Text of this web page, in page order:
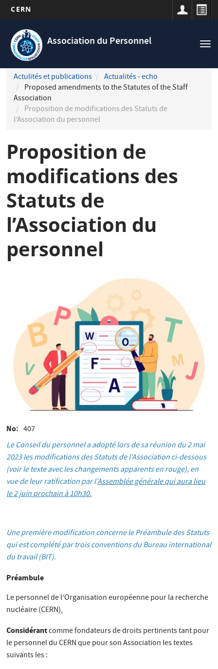
contenu
principal
CERN
Association du Personnel
Navigation
principale
Actulités et publications
Actualités - echo
Proposed amendments to the Statutes of the Staff
Association
Proposition de modifications des Statuts de
l’Association du personnel
Proposition de
modifications des
Statuts de
l’Association du
personnel
No
407
Le Conseil du personnel a adopté lors de sa réunion du 2 mai
2023 les modifications des Statuts de l’Association ci-dessous
(voir le texte avec les changements apparents en rouge), en
vue de leur ratification par l’Assemblée générale qui aura lieu
le 2 juin prochain à 10h30.
Une première modification concerne le Préambule des Statuts
qui est complété par trois conventions du Bureau international
du travail (BIT).
Préambule
Le personnel de l’Organisation européenne pour la recherche
nucléaire (CERN),
Considérantcomme fondateurs de droits pertinents tant pour
le personnel du CERN que pour son Association les textes
suivants les :